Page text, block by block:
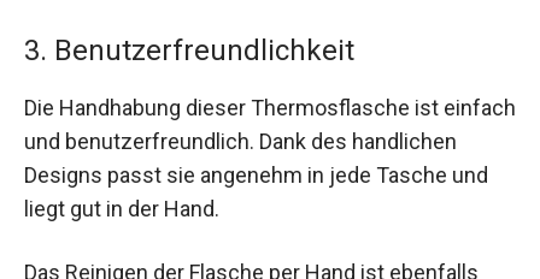
3. Benutzerfreundlichkeit
Die Handhabung dieser Thermosflasche ist einfach
und benutzerfreundlich. Dank des handlichen
Designs passt sie angenehm in jede Tasche und
liegt gut in der Hand.
Das Reinigen der Flasche per Hand ist ebenfalls